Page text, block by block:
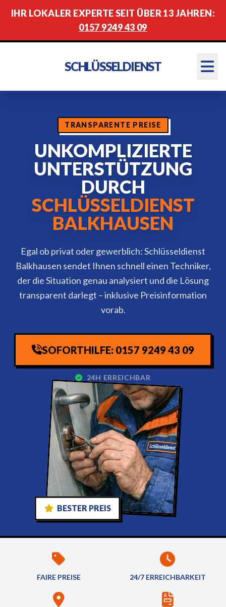
IHR LOKALER EXPERTE SEIT ÜBER 13 JAHREN:
0157 9249 43 09
SCHLÜSSELDIENST
TRANSPARENTE PREISE
UNKOMPLIZIERTE
UNTERSTÜTZUNG
DURCH
SCHLÜSSELDIENST
BALKHAUSEN
Egal ob privat oder gewerblich: Schlüsseldienst
Balkhausen sendet Ihnen schnell einen Techniker,
der die Situation genau analysiert und die Lösung
transparent darlegt – inklusive Preisinformation
vorab.
SOFORTHILFE: 0157 9249 43 09
24H ERREICHBAR
BESTER PREIS
FAIRE PREISE 24/7 ERREICHBARKEIT